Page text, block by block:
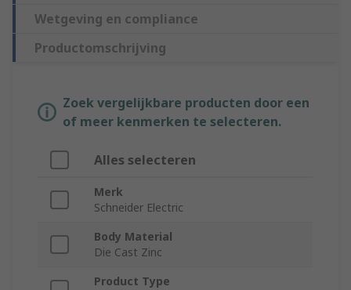
Wetgeving en compliance
Productomschrijving
Zoek vergelijkbare producten door een
of meer kenmerken te selecteren.
Alles selecteren
Merk
Schneider Electric
Body Material
Die Cast Zinc
Product Type